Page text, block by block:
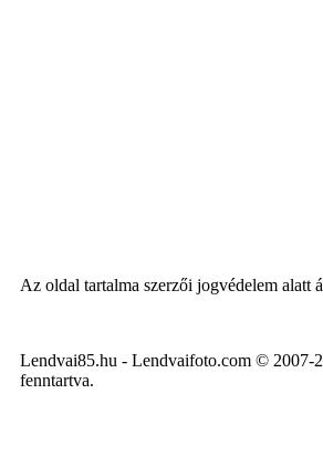
Az oldal tartalma szerzői jogvédelem alatt
Lendvai85.hu - Lendvaifoto.com © 2007-
fenntartva.